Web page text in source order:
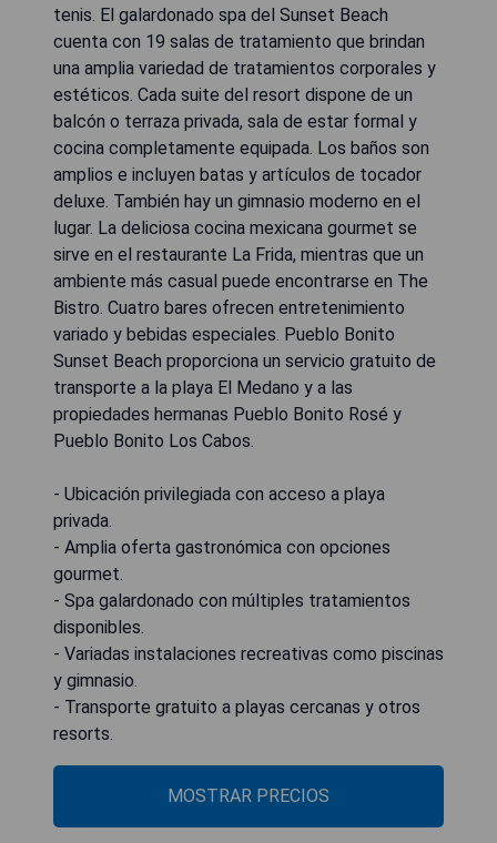
tenis. El galardonado spa del Sunset Beach
cuenta con 19 salas de tratamiento que brindan
una amplia variedad de tratamientos corporales y
estéticos. Cada suite del resort dispone de un
balcón o terraza privada, sala de estar formal y
cocina completamente equipada. Los baños son
amplios e incluyen batas y artículos de tocador
deluxe. También hay un gimnasio moderno en el
lugar. La deliciosa cocina mexicana gourmet se
sirve en el restaurante La Frida, mientras que un
ambiente más casual puede encontrarse en The
Bistro. Cuatro bares ofrecen entretenimiento
variado y bebidas especiales. Pueblo Bonito
Sunset Beach proporciona un servicio gratuito de
transporte a la playa El Medano y a las
propiedades hermanas Pueblo Bonito Rosé y
Pueblo Bonito Los Cabos.
- Ubicación privilegiada con acceso a playa
privada.
- Amplia oferta gastronómica con opciones
gourmet.
- Spa galardonado con múltiples tratamientos
disponibles.
- Variadas instalaciones recreativas como piscinas
y gimnasio.
- Transporte gratuito a playas cercanas y otros
resorts.
MOSTRAR PRECIOS